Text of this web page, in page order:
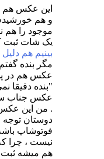
این عکس
و هم
موجود را هم
یک شات ثبت
بینیم هم
مگر بنده
عکس هم در
"بنده دقیقا
عکس جناب
. من این
دوستان
فوتوشاپ
نیست ، چرا
هم میشه